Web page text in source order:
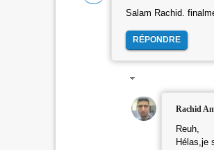
Salam Rachid.
RÉPONDRE
Rachid
Reuh,
Hélas,je